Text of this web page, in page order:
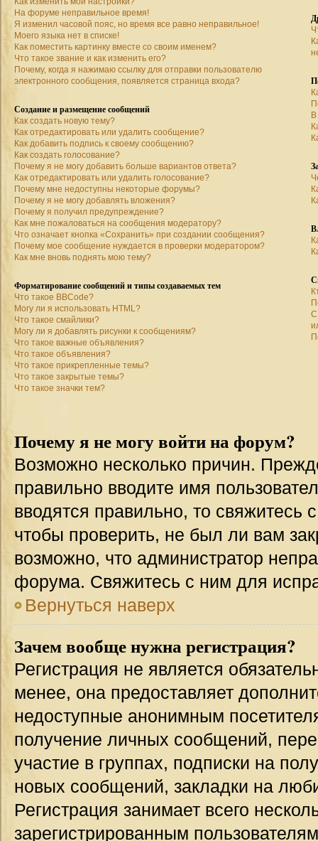
На форуме неправильное время!
Я изменил часовой пояс, но время все равно неправильное!
Моего языка нет в списке!
Как поместить картинку вместе со своим именем?
Что такое звание и как изменить его?
Почему, когда я нажимаю ссылку для отправки пользователю
электронного сообщения, появляется страница входа?
Создание и размещение сообщений
Как создать новую тему?
Как отредактировать или удалить сообщение?
Как добавить подпись к своему сообщению?
Как создать голосование?
Почему я не могу добавить больше вариантов ответа?
Как отредактировать или удалить голосование?
Почему мне недоступны некоторые форумы?
Почему я не могу добавлять вложения?
Почему я получил предупреждение?
Как мне пожаловаться на сообщения модератору?
Что означает кнопка «Сохранить» при создании сообщения?
Почему мое сообщение нуждается в проверки модератором?
Как мне вновь поднять мою тему?
Форматирование сообщений и типы создаваемых тем
Что такое BBCode?
Могу ли я использовать HTML?
Что такое смайлики?
Могу ли я добавлять рисунки к сообщениям?
Что такое важные объявления?
Что такое объявления?
Что такое прикрепленные темы?
Что такое закрытые темы?
Что такое значки тем?
С
Почему я не могу войти на форум?
Возможно несколько причин.
правильно вводите имя
вводятся правильно, то
чтобы проверить, не был ли вам
возможно, что администратор
форума. Свяжитесь с ним для
Вернуться наверх
Зачем вообще нужна регистрация?
Регистрация не является
менее, она предоставляет
недоступные анонимным
получение личных сообщений,
участие в группах, подписки на
новых сообщений, закладки на
Регистрация занимает всего
зарегистрированным